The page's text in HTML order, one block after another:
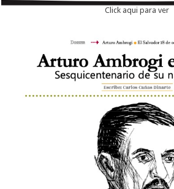
Click aqui para ver